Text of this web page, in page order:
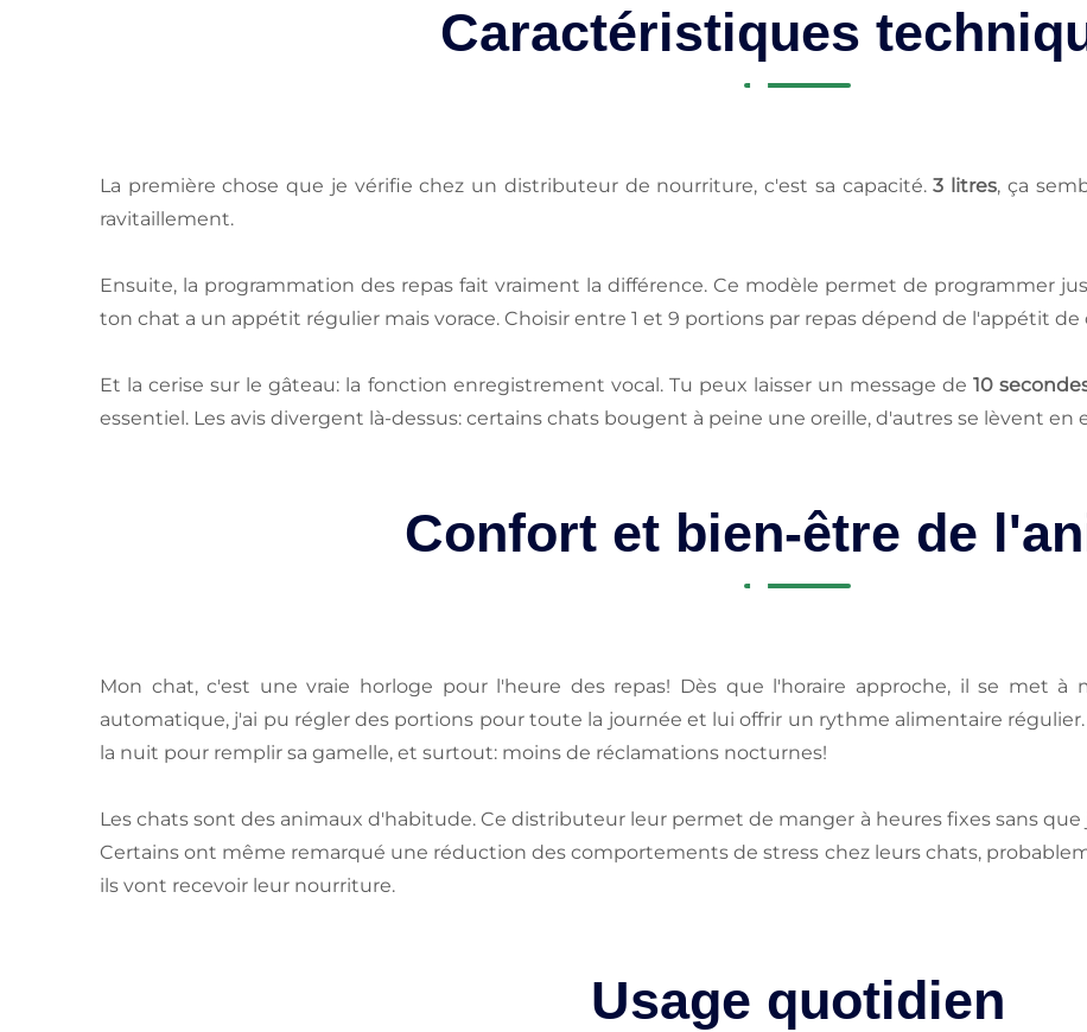
Caractéristiques
La première chose que je vérifie chez un distributeur de nourriture, c'est sa capacité.3 litres, ça
ravitaillement.
Ensuite, la programmation des repas fait vraiment la différence. Ce modèle permet de programmer
ton chat a un appétit régulier mais vorace. Choisir entre 1 et 9 portions par repas dépend de l'appétit de
Et la cerise sur le gâteau: la fonction enregistrement vocal. Tu peux laisser un message de10
essentiel. Les avis divergent là-dessus: certains chats bougent à peine une oreille, d'autres se lèvent
Confort et bien-être de
Mon chat, c'est une vraie horloge pour l'heure des repas! Dès que l'horaire approche, il se met à
automatique, j'ai pu régler des portions pour toute la journée et lui offrir un rythme alimentaire
la nuit pour remplir sa gamelle, et surtout: moins de réclamations nocturnes!
Les chats sont des animaux d'habitude. Ce distributeur leur permet de manger à heures fixes sans
Certains ont même remarqué une réduction des comportements de stress chez leurs chats,
ils vont recevoir leur nourriture.
Usage quotidien